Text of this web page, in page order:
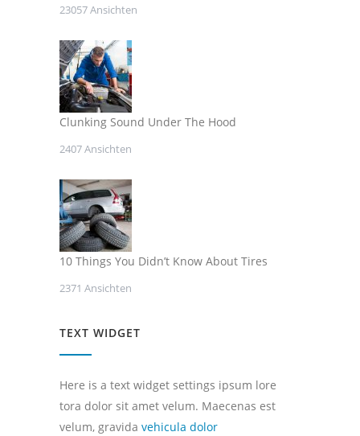
23057 Ansichten
Clunking Sound Under The Hood
2407 Ansichten
10 Things You Didn’t Know About Tires
2371 Ansichten
TEXT WIDGET
Here is a text widget settings ipsum lore
tora dolor sit amet velum. Maecenas est
velum, gravida vehicula dolor